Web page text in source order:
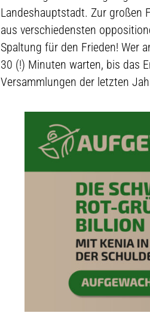
Landeshauptstadt. Zur großen
aus verschiedensten
Spaltung für den Frieden! Wer
30 (!) Minuten warten, bis das
Versammlungen der letzten